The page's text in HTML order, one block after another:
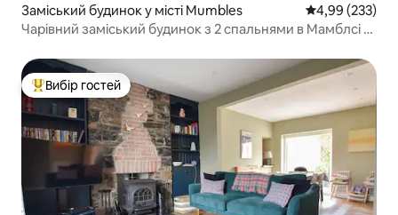
Заміський будинок у місті Mumbles Середня
4,99 (233)
Чарівний заміський будинок з 2 спальнями в Мамблсі з
Топ вибір гостей
Вибір гостей